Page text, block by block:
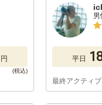
円 平日
最終アクティ